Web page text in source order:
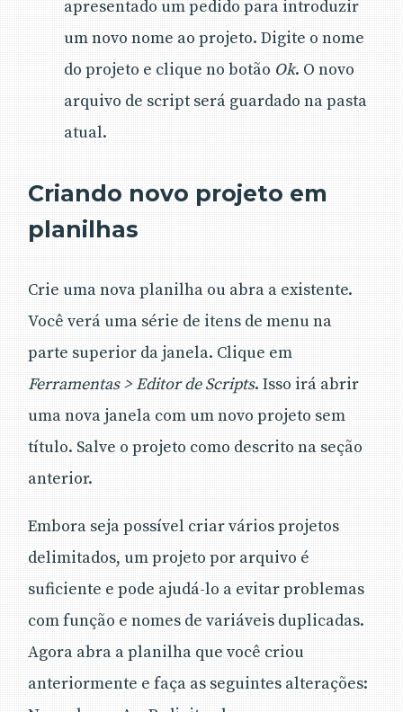
apresentado um pedido para introduzir
um novo nome ao projeto. Digite o nome
do projeto e clique no botão Ok. O novo
arquivo de script será guardado na pasta
atual.
Criando novo projeto em
planilhas
Crie uma nova planilha ou abra a existente.
Você verá uma série de itens de menu na
parte superior da janela. Clique em
Ferramentas > Editor de Scripts. Isso irá abrir
uma nova janela com um novo projeto sem
título. Salve o projeto como descrito na seção
anterior.
Embora seja possível criar vários projetos
delimitados, um projeto por arquivo é
suficiente e pode ajudá-lo a evitar problemas
com função e nomes de variáveis duplicadas.
Agora abra a planilha que você criou
anteriormente e faça as seguintes alterações: